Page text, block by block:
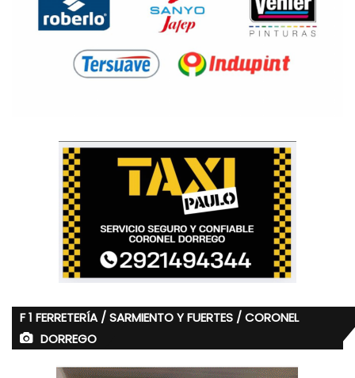
F 1 FERRETERÍA / SARMIENTO Y FUERTES / CORONEL
DORREGO